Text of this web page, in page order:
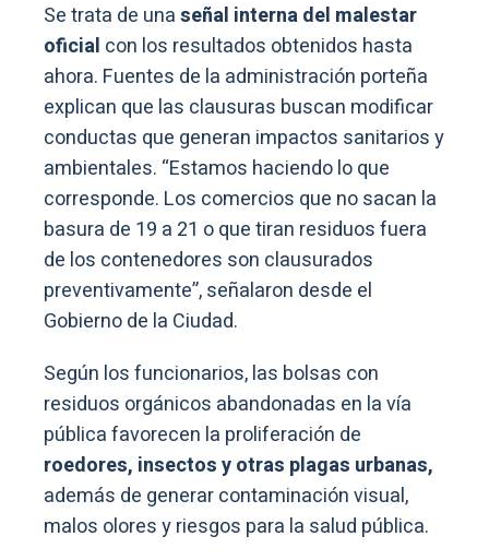
Se trata de unaseñal interna del malestar
oficial con los resultados obtenidos hasta
ahora. Fuentes de la administración porteña
explican que las clausuras buscan modificar
conductas que generan impactos sanitarios y
ambientales. “Estamos haciendo lo que
corresponde. Los comercios que no sacan la
basura de 19 a 21 o que tiran residuos fuera
de los contenedores son clausurados
preventivamente”, señalaron desde el
Gobierno de la Ciudad.
Según los funcionarios, las bolsas con
residuos orgánicos abandonadas en la vía
pública favorecen la proliferación de
roedores, insectos y otras plagas urbanas,
además de generar contaminación visual,
malos olores y riesgos para la salud pública.